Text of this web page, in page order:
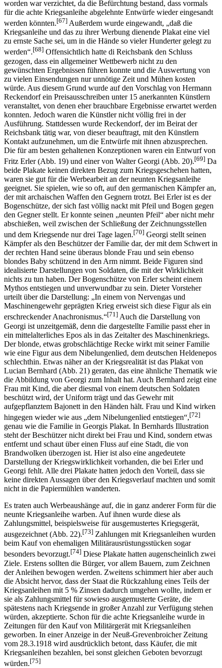
worden war verzichtet, da die Befürchtung bestand, dass vormals
für die achte Kriegsanleihe abgelehnte Entwürfe wieder eingesandt
werden könnten.[67] Außerdem wurde eingewandt, „daß die
Kriegsanleihe und das zu ihrer Werbung dienende Plakat eine viel
zu ernste Sache sei, um in die Hände so vieler Hunderter gelegt zu
werden“.[68] Offensichtlich hatte di Reichsbank den Schluss
gezogen, dass ein allgemeiner Wettbewerb nicht zu den
gewünschten Ergebnissen führen konnte und die Auswertung von
zu vielen Einsendungen nur unnötige Zeit und Mühen kosten
würde. Aus diesem Grund wurde auf den Vorschlag von Hermann
Reckendorf ein Preisausschreiben unter 15 anerkannten Künstlern
veranstaltet, von denen eher brauchbare Ergebnisse erwartet werden
konnten. Jedoch waren die Künstler nicht völlig frei in der
Ausführung. Stattdessen wurde Reckendorf, der im Beirat der
Reichsbank tätig war, von dieser beauftragt, mit den Künstlern
Kontakt aufzunehmen, um die Entwürfe mit ihnen abzusprechen.
Die für am besten gehaltenen Konzeptionen waren ein Entwurf von
Fritz Erler (Abb. 19) und einer von Walter Georgi (Abb. 20).[69] Da
beide Plakate keinen direkten Bezug zum Kriegsgeschehen hatten,
waren sie gut für die Werbe­arbeit an der neunten Kriegsanleihe
geeignet. Sie spielen, wie so oft, auf den germanischen Kämpfer an,
der mit archaischen Waffen den Gegnern trotzt. Bei Erler ist es der
Bogenschütze, der sich fast völlig nackt mit Pfeil und Bogen gegen
den Gegner stellt. Er konnte seinen „neunten Pfeil“ aber nicht mehr
abschießen, weil zwischen der Schließung der Zeichnungsstellen
und dem Kriegsende nur drei Tage lagen.[70] Georgi stellt seinen
Kämpfer als den Beschützer der Familie dar, der mit dem Schwert in
der rechten Hand seine überaus blonde Frau und sein ebenso
blondes Baby schützend in den Arm nimmt. Beide Figuren sind
idealisierte Darstellungen von Soldaten, die mit der Wirklichkeit
nichts zu tun haben. Der Bogenschütze von Erler scheint einem
Mythos entstiegen und unverwundbar zu sein. Dieter Vorsteher
urteilt über die Darstellung: „In einem von Nervengas und
Maschinengewehr geprägten Krieg erweist sich diese Figur als ein
erschreckender Anachronismus.“[71] Auch die Darstellung von
Georgi ist unzeitgemäß, denn die dargestellte Familie passt eher in
ein mittelalterliches Epos als in das Zeitalter des Maschinenkriegs.
Der blonde, etwas grobschlächtige Recke wirkt mit seiner Familie
wie eine Figur aus dem Nibelungenlied, dem deutschen Heldenepos
schlechthin. Etwas näher an der Kriegsrealität ist das Plakat von
Lucian Bernhard (Abb. 21) geraten, das eine ähnliche Thematik wie
die Abbildung von Georgi zum Inhalt hat. Auch Bernhard zeigt eine
Frau mit Kind, die aber diesmal von einem deutschen Soldaten
beschützt wird, der Uniform trägt und das Gewehr mit
aufgepflanztem Bajonett in den Händen hält. Frau und Kind wirken
hingegen wieder wie aus „dem Nibelungenlied entstiegen“,[72]
genau wie die Familie in Georgis Plakat. In Bernhards Illustration
steht der Beschützer nicht direkt bei Frau und Kind, sondern etwas
entfernt und schaut über einen Fluss auf eine Stadt, die von
Brandwolken überzogen ist. Hier ist also eine angedeutete
Darstellung der Kriegswirklichkeit vorhanden, die bei Erler und
Georgi fehlt. Alle drei Plakate hatten jedoch den Vorteil, dass sie
keine direkten Aussagen über den Kriegsverlauf machten und somit
nicht in die Papiermühlen wanderten.
Es traten auch Werbeaushänge auf, die in ganz anderer Form für die
neunte Kriegsanleihe warben. Auf ihnen wurde diese als
Zahlungsmittel, beispiels­weise für ausgemustertes Kriegsgerät,
ausgezeichnet (Abb. 22).[73] Zahlungen mit Kriegsanleihen wurden
beim Kauf von ehemaligen Militärausrüstungsstücken sogar
besonders bevorzugt.[74] Diese Plakate hatten augenscheinlich zwei
Ziele. Erstens sollten die Bürger, vor allem Bauern, zum Zeichnen
der Anleihen bewogen werden. Zweitens schimmert hier aber auch
die Absicht hervor, dass der Staat die Rückzahlung eines Teils der
Kriegsanleihen mit 5 % Zinsen dadurch umgehen wollte, indem er
sie als Zahlungsmittel für sowieso ausgemusterte Geräte, die
spätestens nach Kriegsende in großer Anzahl zur Verfügung stehen
würden, akzeptierte. Schon für die achte Kriegsanleihe wurde in
Zeitungen für den Kauf von Militärgerät mit Kriegsanleihen
geworben. In einer Anzeige in der Neuß-Grevenbroicher Zeitung
vom 28.3.1918 wird ausdrücklich betont, dass Käufer, die mit
Kriegsanleihen bezahlen, bei sonst gleichen Geboten bevorzugt
würden.[75]